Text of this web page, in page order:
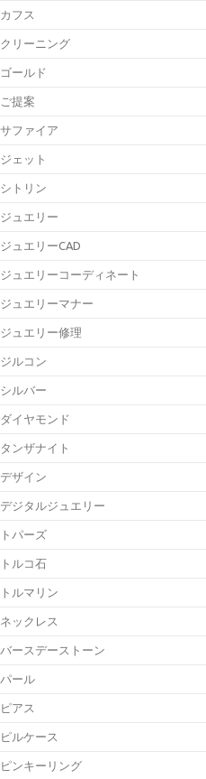
カフス
クリーニング
ゴールド
ご提案
サファイア
ジェット
シトリン
ジュエリー
ジュエリーCAD
ジュエリーコーディネート
ジュエリーマナー
ジュエリー修理
ジルコン
シルバー
ダイヤモンド
タンザナイト
デザイン
デジタルジュエリー
トパーズ
トルコ石
トルマリン
ネックレス
バースデーストーン
パール
ピアス
ピルケース
ピンキーリング